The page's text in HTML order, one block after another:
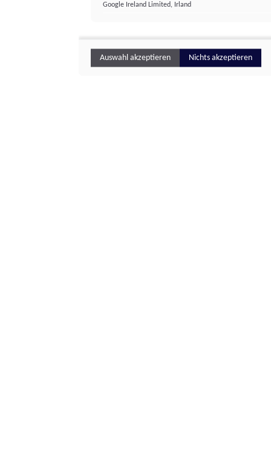
Google Ireland Limited, Irland
Auswahl akzeptieren Nichts akzeptieren